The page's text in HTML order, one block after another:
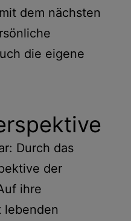
dem nächsten
die eigene
Durch das
der
ihre
lebenden